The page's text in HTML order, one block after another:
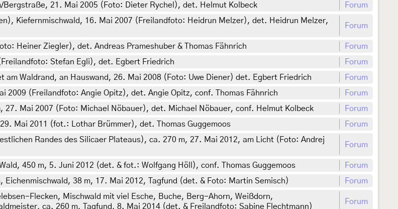
Bergstraße, 21. Mai 2005 (Foto: Dieter Rychel), det. Helmut Kolbeck
Forum
Kiefernmischwald, 16. Mai 2007 (Freilandfoto: Heidrun Melzer), det. Heidrun Melzer,
Forum
Heiner Ziegler), det. Andreas Prameshuber & Thomas Fähnrich
Forum
Stefan Egli), det. Egbert Friedrich
Forum
Waldrand, an Hauswand, 26. Mai 2008 (Foto: Uwe Diener) det. Egbert Friedrich
Forum
(Freilandfoto: Angie Opitz), det. Angie Opitz, conf. Thomas Fähnrich
Forum
Mai 2007 (Foto: Michael Nöbauer), det. Michael Nöbauer, conf. Helmut Kolbeck
Forum
Mai 2011 (fot.: Lothar Brümmer), det. Thomas Guggemoos
Forum
Randes des Silicaer Plateaus), ca. 270 m, 27. Mai 2012, am Licht (Foto: Andrej
Forum
450 m, 5. Juni 2012 (det. & fot.: Wolfgang Höll), conf. Thomas Guggemoos
Forum
38 m, 17. Mai 2012, Tagfund (det. & Foto: Martin Semisch)
Forum
Flecken, Mischwald mit viel Esche, Buche, Berg-Ahorn, Weißdorn,
ca. 260 m, Tagfund, 8. Mai 2014 (det. & Freilandfoto: Sabine Flechtmann)
Forum